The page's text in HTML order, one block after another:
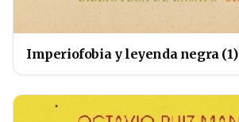
Imperiofobia y leyenda negra (1)